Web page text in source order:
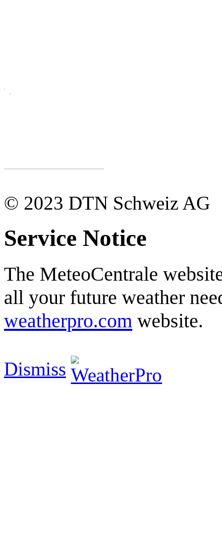
© 2023 DTN Schweiz AG
Service Notice
The MeteoCentrale
all your future weather
weatherpro.com website.
Dismiss